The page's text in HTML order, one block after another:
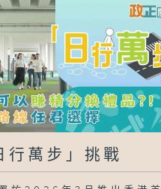
行萬步」挑戰